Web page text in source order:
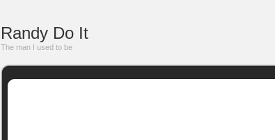
Randy Do It
The man I used to be